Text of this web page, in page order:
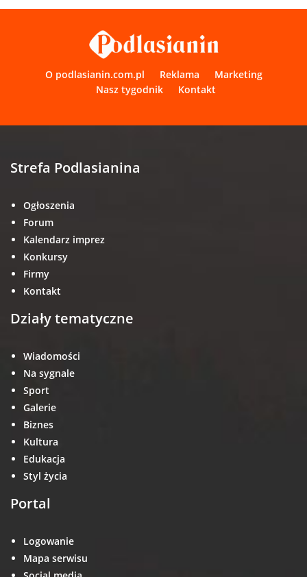
O podlasianin.com.pl Reklama
Marketing
Nasz tygodnik
Kontakt
Strefa Podlasianina
Ogłoszenia
Forum
Kalendarz imprez
Konkursy
Firmy
Kontakt
Działy tematyczne
Wiadomości
Na sygnale
Sport
Galerie
Biznes
Kultura
Edukacja
Styl życia
Portal
Logowanie
Mapa serwisu